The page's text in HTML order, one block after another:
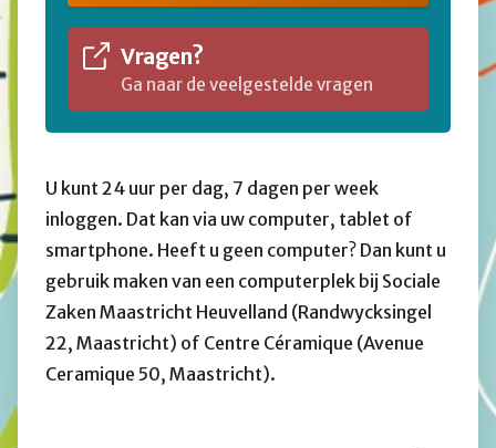
Vragen?
Ga naar de veelgestelde vragen
U kunt 24 uur per dag, 7 dagen per week
inloggen. Dat kan via uw computer, tablet of
smartphone. Heeft u geen computer? Dan kunt u
gebruik maken van een computerplek bij Sociale
Zaken Maastricht Heuvelland (Randwycksingel
22, Maastricht) of Centre Céramique (Avenue
Ceramique 50, Maastricht).